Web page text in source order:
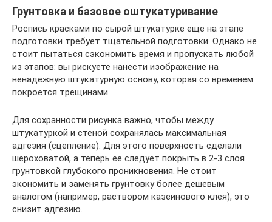
Грунтовка и базовое оштукатуривание
Роспись красками по сырой штукатурке еще на этапе
подготовки требует тщательной подготовки. Однако не
стоит пытаться сэкономить время и пропускать любой
из этапов: вы рискуете нанести изображение на
ненадежную штукатурную основу, которая со временем
покроется трещинами.
Для сохранности рисунка важно, чтобы между
штукатуркой и стеной сохранялась максимальная
адгезия (сцепление). Для этого поверхность сделали
шероховатой, а теперь ее следует покрыть в 2-3 слоя
грунтовкой глубокого проникновения. Не стоит
экономить и заменять грунтовку более дешевым
аналогом (например, раствором казеинового клея), это
снизит адгезию.